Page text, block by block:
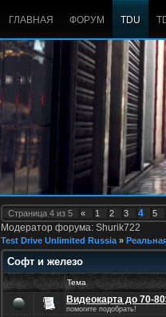
ГЛАВНАЯ ФОРУМ TDU
Страница 4 из 5 « 1 2 3 4 5
Модератор форума: Shurik722
Test Drive Unlimited Russia »
Софт и железо
Тема
Видеокарта до 70-
помогите подобрать!